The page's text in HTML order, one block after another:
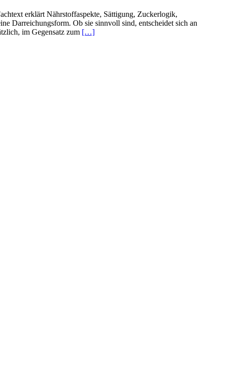
erklärt Nährstoffaspekte, Sättigung, Zuckerlogik,
Darreichungsform. Ob sie sinnvoll sind, entscheidet sich an
im Gegensatz zum […]